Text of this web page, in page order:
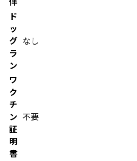
ド
ッ
グ
ラ
ン
なし
ワ
ク
チ
ン
証
明
書
不要